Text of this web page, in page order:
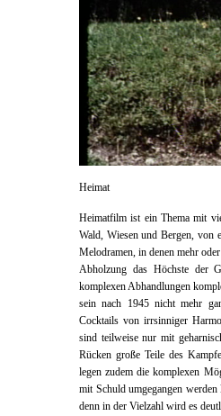
Heimat
Heimatfilm ist ein Thema mit
Wald, Wiesen und Bergen,
Melodramen, in denen mehr
Abholzung das Höchste der
komplexen Abhandlungen
sein nach 1945 nicht mehr
Cocktails von irrsinniger
sind teilweise nur mit
Rücken große Teile des
legen zudem die komplexen
mit Schuld umgegangen
denn in der Vielzahl wird es